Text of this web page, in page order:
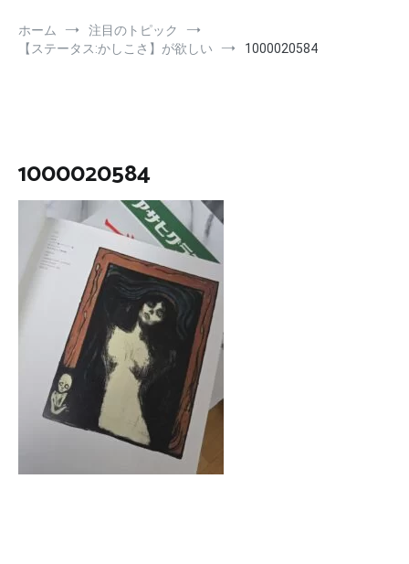
ホーム
注目のトピック
【ステータス:かしこさ】が欲しい
1000020584
1000020584